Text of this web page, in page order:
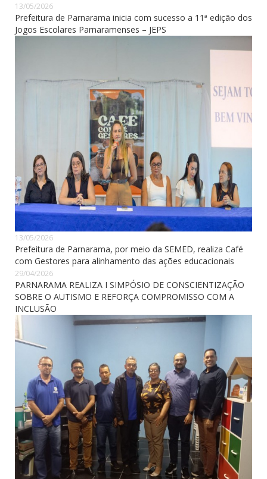
13/05/2026
Prefeitura de Parnarama inicia com sucesso a 11ª edição dos
Jogos Escolares Parnaramenses – JEPS
13/05/2026
Prefeitura de Parnarama, por meio da SEMED, realiza Café
com Gestores para alinhamento das ações educacionais
29/04/2026
PARNARAMA REALIZA I SIMPÓSIO DE CONSCIENTIZAÇÃO
SOBRE O AUTISMO E REFORÇA COMPROMISSO COM A
INCLUSÃO